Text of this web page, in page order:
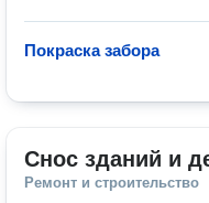
Покраска забора
Снос зданий и
Ремонт и строительство